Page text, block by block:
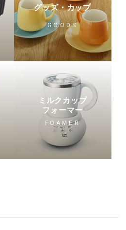
グッズ・カップ
GOODS
ミルクカップ
フォーマー
FOAMER